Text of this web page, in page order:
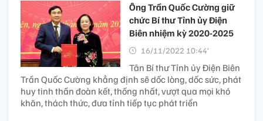
Ông Trần Quốc Cường giữ
chức Bí thư Tỉnh ủy Điện
Biên nhiệm kỳ 2020-2025
16/11/2022 10:44’
Tân Bí thư Tỉnh ủy Điện Biên
Trần Quốc Cường khẳng định sẽ dốc lòng, dốc sức, phát
huy tinh thần đoàn kết, thống nhất, vượt qua mọi khó
khăn, thách thức, đưa tỉnh tiếp tục phát triển